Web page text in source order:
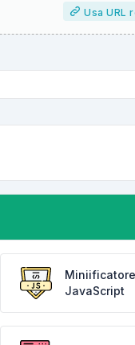
Usa URL
Miniificatore
JavaScript